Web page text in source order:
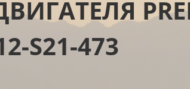
S21-473